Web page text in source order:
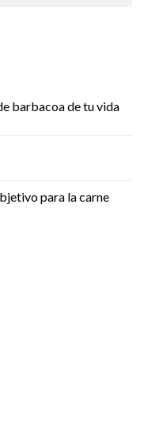
barbacoa de tu vida
para la carne